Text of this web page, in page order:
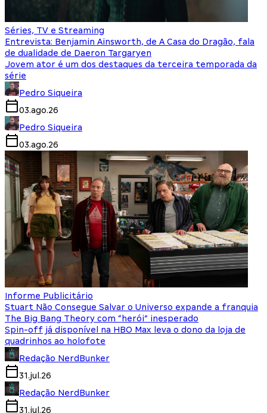
Séries, TV e Streaming
Entrevista: Benjamin Ainsworth, de A Casa do Dragão, fala
de dualidade de Daeron Targaryen
Jovem ator é um dos destaques da terceira temporada da
série
Pedro Siqueira
03.ago.26
Pedro Siqueira
03.ago.26
Informe Publicitário
Stuart Não Consegue Salvar o Universo expande a franquia
The Big Bang Theory com “herói” inesperado
Spin-off já disponível na HBO Max leva o dono da loja de
quadrinhos ao holofote
Redação NerdBunker
31.jul.26
Redação NerdBunker
31.jul.26